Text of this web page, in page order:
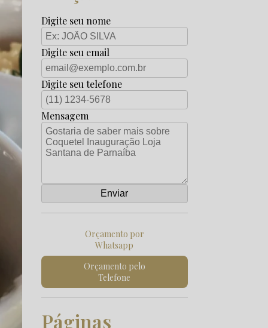
Digite seu nome
Digite seu email
Digite seu telefone
Mensagem
Orçamento por
Whatsapp
Orçamento pelo
Telefone
Páginas